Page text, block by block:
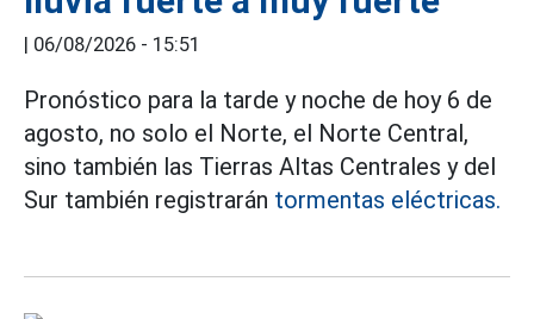
| 06/08/2026 - 15:51
Pronóstico para la tarde y noche de hoy 6 de
agosto, no solo el Norte, el Norte Central,
sino también las Tierras Altas Centrales y del
Sur también registrarán tormentas eléctricas.